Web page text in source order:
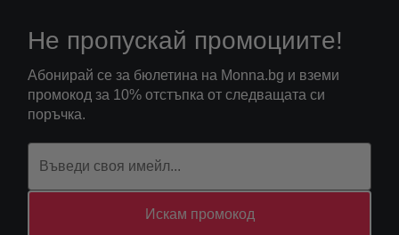
Не пропускай промоциите!
Абонирай се за бюлетина на Monna.bg и вземи
промокод за 10% отстъпка от следващата си
поръчка.
Искам промокод